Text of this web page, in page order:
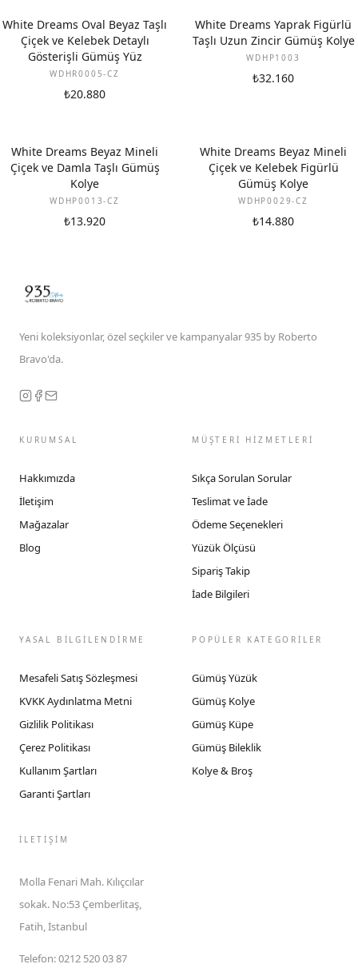
White Dreams Oval Beyaz Taşlı
Çiçek ve Kelebek Detaylı
Gösterişli Gümüş Yüz
WDHR0005-CZ
₺20.880
White Dreams Yaprak Figürlü
Taşlı Uzun Zincir Gümüş Kolye
WDHP1003
₺32.160
White Dreams Beyaz Mineli
Çiçek ve Damla Taşlı Gümüş
Kolye
WDHP0013-CZ
₺13.920
White Dreams Beyaz Mineli
Çiçek ve Kelebek Figürlü
Gümüş Kolye
WDHP0029-CZ
₺14.880
Yeni koleksiyonlar, özel seçkiler ve kampanyalar 935 by Roberto
Bravo'da.
KURUMSAL
Hakkımızda
İletişim
Mağazalar
Blog
MÜŞTERİ HİZMETLERİ
Sıkça Sorulan Sorular
Teslimat ve İade
Ödeme Seçenekleri
Yüzük Ölçüsü
Sipariş Takip
İade Bilgileri
YASAL BİLGİLENDİRME
Mesafeli Satış Sözleşmesi
KVKK Aydınlatma Metni
Gizlilik Politikası
Çerez Politikası
Kullanım Şartları
Garanti Şartları
POPÜLER KATEGORİLER
Gümüş Yüzük
Gümüş Kolye
Gümüş Küpe
Gümüş Bileklik
Kolye & Broş
İLETIŞIM
Molla Fenari Mah. Kılıçcılar
sokak. No:53 Çemberlitaş,
Fatih, İstanbul
Telefon:0212 520 03 87